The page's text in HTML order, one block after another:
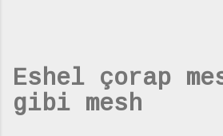
Eshel çorap
gibi mesh